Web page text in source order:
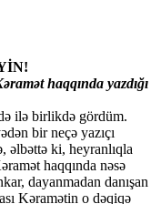
haqqında yazdığı
ilə birlikdə gördüm.
bir neçə yazıçı
əlbəttə ki, heyranlıqla
haqqında nəsə
dayanmadan danışan
Kəramətin o dəqiqə